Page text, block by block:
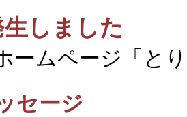
しました
ームページ「と
セージ